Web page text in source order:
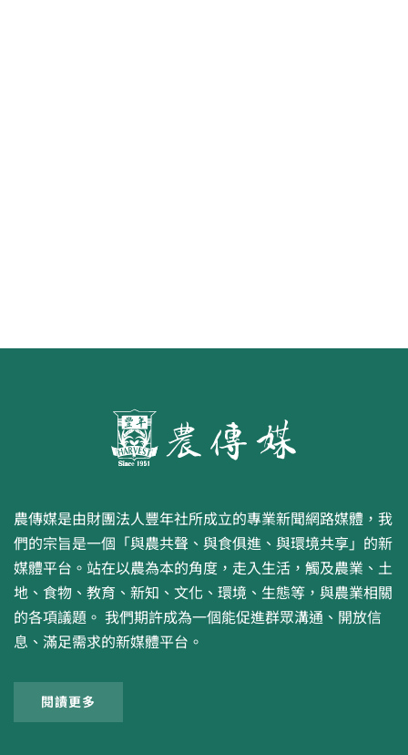
農傳媒是由財團法人豐年社所成立的專業新聞網路媒體，我
們的宗旨是一個「與農共聲、與食俱進、與環境共享」的新
媒體平台。站在以農為本的角度，走入生活，觸及農業、土
地、食物、教育、新知、文化、環境、生態等，與農業相關
的各項議題。 我們期許成為一個能促進群眾溝通、開放信
息、滿足需求的新媒體平台。
閱讀更多